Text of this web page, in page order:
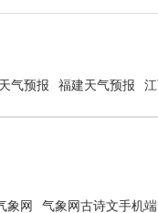
气预报 福建天气预报
象网 气象网古诗文手机端